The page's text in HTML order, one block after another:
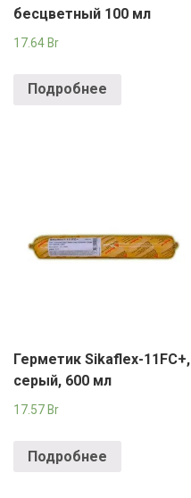
бесцветный 100 мл
17.64 Br
Подробнее
Герметик Sikaflex-11FC+,
серый, 600 мл
17.57 Br
Подробнее